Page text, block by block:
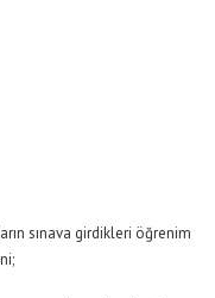
sınava girdikleri öğrenim